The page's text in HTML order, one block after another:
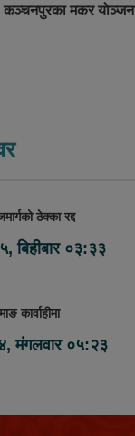
कञ्चनपुरका मकर योञ्जन
ठेक्का रद्द
बिहीबार ०३:३३
कार्वाहीमा
मंगलवार ०५:२३